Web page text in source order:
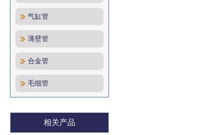
气缸管
薄壁管
合金管
毛细管
相关产品